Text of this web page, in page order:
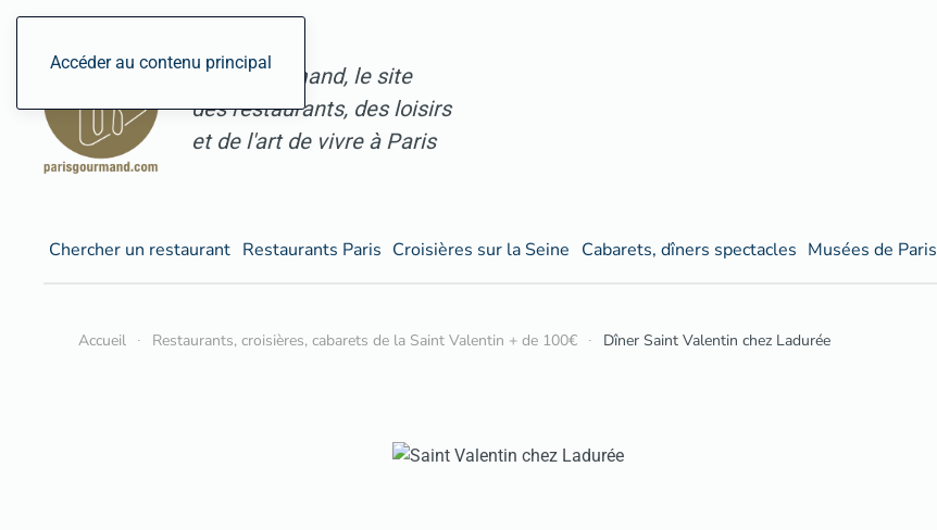
Accéder au contenu principal
ParisGourmand, le site
des restaurants, des loisirs
et de l'art de vivre à Paris
Chercher un restaurant Restaurants Paris Croisières sur la Seine Cabarets, dîners spectacles Musées de Paris
Accueil Restaurants, croisières, cabarets de la Saint Valentin + de 100€ Dîner Saint Valentin chez Ladurée